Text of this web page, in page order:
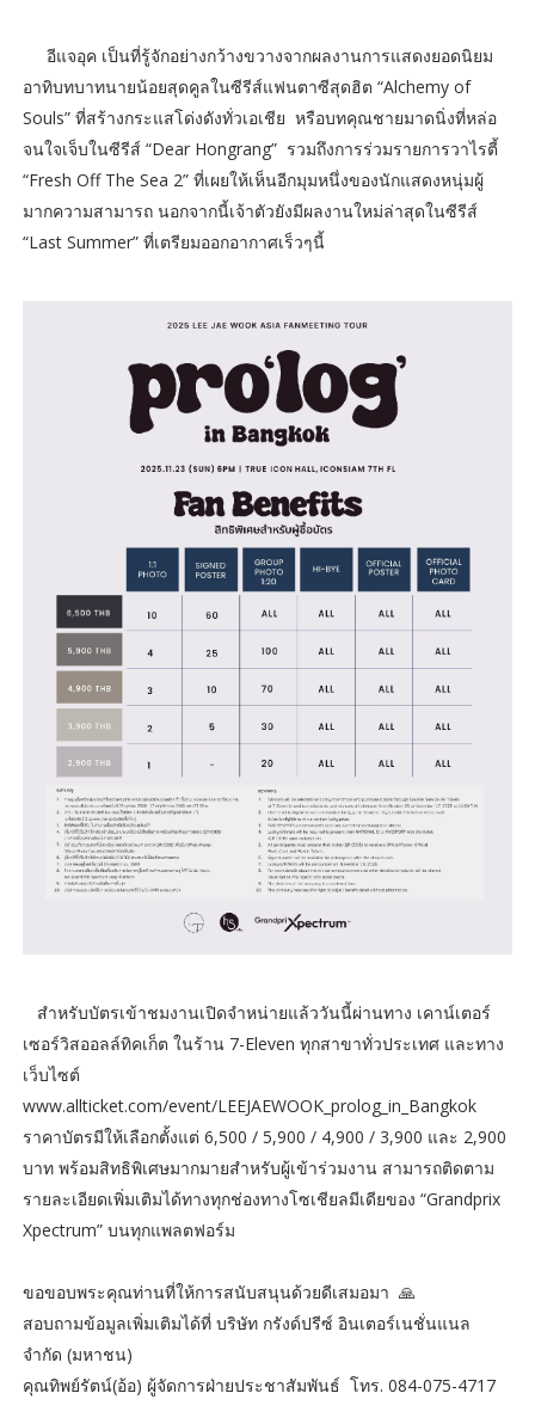
อีแจอุค เป็นที่รู้จักอย่างกว้างขวางจากผลงานการแสดงยอดนิยม
อาทิบทบาทนายน้อยสุดคูลในซีรีส์แฟนตาซีสุดฮิต “Alchemy of
Souls” ที่สร้างกระแสโด่งดังทั่วเอเชีย หรือบทคุณชายมาดนิ่งที่หล่อ
จนใจเจ็บในซีรีส์ “Dear Hongrang” รวมถึงการร่วมรายการวาไรตี้
“Fresh Off The Sea 2” ที่เผยให้เห็นอีกมุมหนึ่งของนักแสดงหนุ่มผู้
มากความสามารถ นอกจากนี้เจ้าตัวยังมีผลงานใหม่ล่าสุดในซีรีส์
“Last Summer” ที่เตรียมออกอากาศเร็วๆนี้
สำหรับบัตรเข้าชมงานเปิดจำหน่ายแล้ววันนี้ผ่านทาง เคาน์เตอร์
เซอร์วิสออลล์ทิคเก็ต ในร้าน 7-Eleven ทุกสาขาทั่วประเทศ และทาง
เว็บไซต์
www.allticket.com/event/LEEJAEWOOK_prolog_in_Bangkok
ราคาบัตรมีให้เลือกตั้งแต่ 6,500 / 5,900 / 4,900 / 3,900 และ 2,900
บาท พร้อมสิทธิพิเศษมากมายสำหรับผู้เข้าร่วมงาน สามารถติดตาม
รายละเอียดเพิ่มเติมได้ทางทุกช่องทางโซเชียลมีเดียของ “Grandprix
Xpectrum” บนทุกแพลตฟอร์ม
ขอขอบพระคุณท่านที่ให้การสนับสนุนด้วยดีเสมอมา 🙏
สอบถามข้อมูลเพิ่มเติมได้ที่ บริษัท กรังด์ปรีซ์ อินเตอร์เนชั่นแนล
จำกัด (มหาชน)
คุณทิพย์รัตน์(อ้อ) ผู้จัดการฝ่ายประชาสัมพันธ์ โทร. 084-075-4717